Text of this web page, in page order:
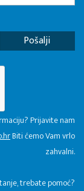
Prijavite nam
Biti ćemo Vam vrlo
zahvalni.
trebate pomoć?